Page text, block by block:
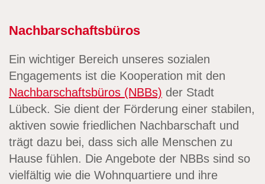
Nachbarschaftsbüros
Ein wichtiger Bereich unseres sozialen
Engagements ist die Kooperation mit den
Nachbarschaftsbüros (NBBs) der Stadt
Lübeck. Sie dient der Förderung einer stabilen,
aktiven sowie friedlichen Nachbarschaft und
trägt dazu bei, dass sich alle Menschen zu
Hause fühlen. Die Angebote der NBBs sind so
vielfältig wie die Wohnquartiere und ihre